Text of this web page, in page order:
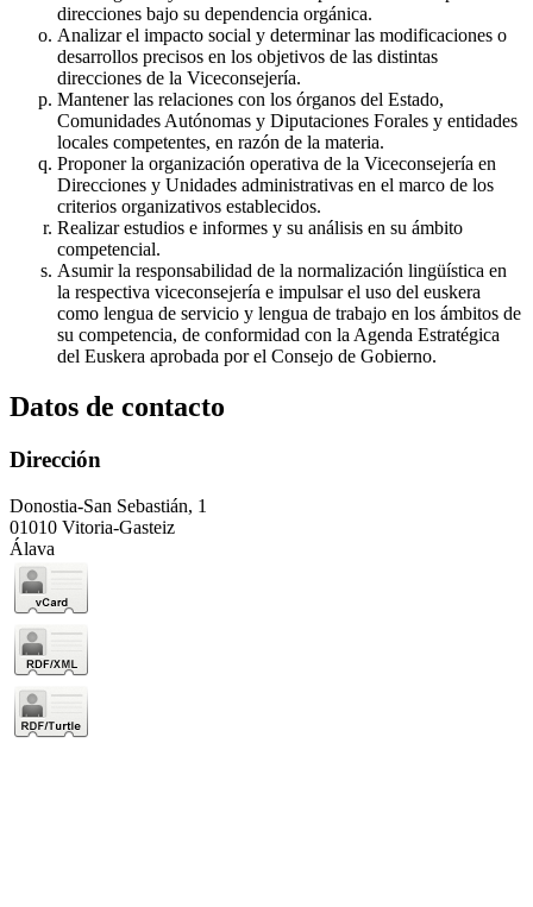
direcciones bajo su dependencia orgánica.
Analizar el impacto social y determinar las modificaciones o
desarrollos precisos en los objetivos de las distintas
direcciones de la Viceconsejería.
Mantener las relaciones con los órganos del Estado,
Comunidades Autónomas y Diputaciones Forales y entidades
locales competentes, en razón de la materia.
Proponer la organización operativa de la Viceconsejería en
Direcciones y Unidades administrativas en el marco de los
criterios organizativos establecidos.
Realizar estudios e informes y su análisis en su ámbito
competencial.
Asumir la responsabilidad de la normalización lingüística en
la respectiva viceconsejería e impulsar el uso del euskera
como lengua de servicio y lengua de trabajo en los ámbitos de
su competencia, de conformidad con la Agenda Estratégica
del Euskera aprobada por el Consejo de Gobierno.
Datos de contacto
Dirección
Donostia-San Sebastián, 1
01010 Vitoria-Gasteiz
Álava